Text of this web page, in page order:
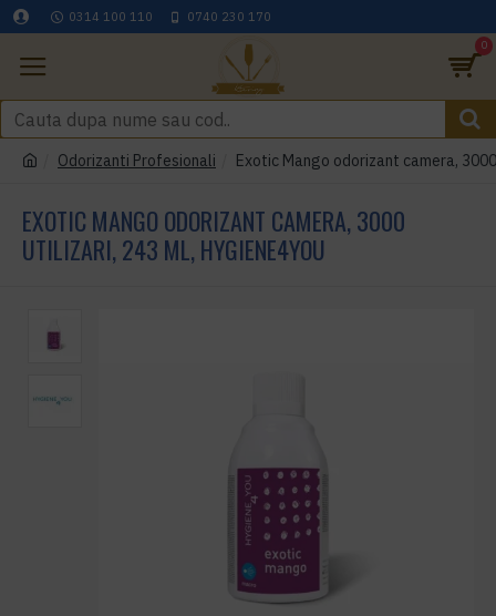
0314 100 110 0740 230 170
0
Odorizanti Profesionali Exotic Mango odorizant camera,
EXOTIC MANGO ODORIZANT CAMERA, 3000
UTILIZARI, 243 ML, HYGIENE4YOU